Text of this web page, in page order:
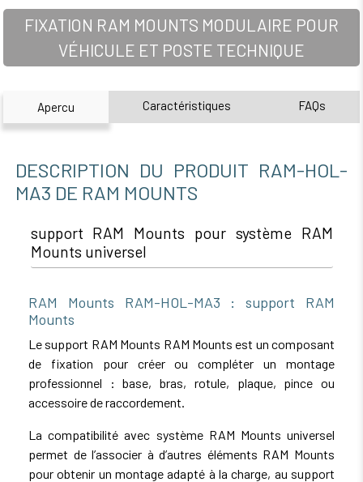
FIXATION RAM MOUNTS MODULAIRE POUR
VÉHICULE ET POSTE TECHNIQUE
Apercu Caractéristiques FAQs
DESCRIPTION DU PRODUIT RAM-HOL-
MA3 DE RAM MOUNTS
support RAM Mounts pour système RAM
Mounts universel
RAM Mounts RAM-HOL-MA3 : support RAM
Mounts
Le support RAM Mounts RAM Mounts est un composant
de fixation pour créer ou compléter un montage
professionnel : base, bras, rotule, plaque, pince ou
accessoire de raccordement.
La compatibilité avec système RAM Mounts universel
permet de l’associer à d’autres éléments RAM Mounts
pour obtenir un montage adapté à la charge, au support